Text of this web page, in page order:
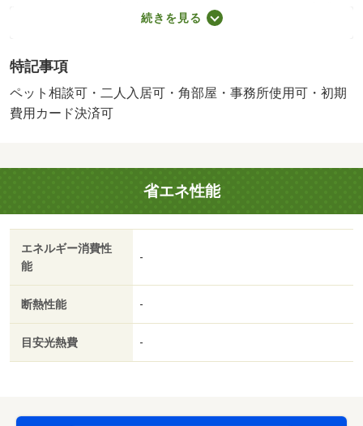
月・ペット条件：小型犬可／猫可・２０２６年７月完成の
物件です。近鉄橿原線の九条駅まで徒歩７分の物件です。
には宅配ボックスが備え付けられています。・バイク置
場：有（無料）・駐輪場：有/鍵交換費用 22000円
続きを見る
特記事項
ペット相談可・二人入居可・角部屋・事務所使用可・初期
費用カード決済可
省エネ性能
エネルギー消費性
能
-
断熱性能 -
目安光熱費 -